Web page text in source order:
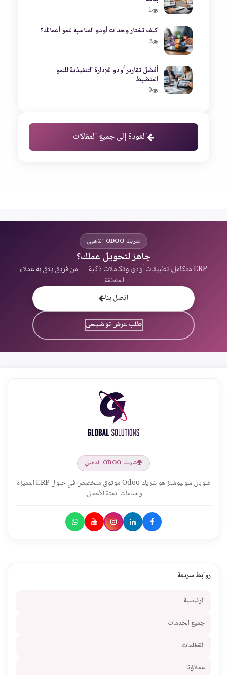
1
كيف تختار وحدات أودو المناسبة لنمو أعمالك؟
2
أفضل تقارير أودو للإدارة التنفيذية للنمو
المنضبط
0
العودة إلى جميع المقالات
شريك ODOO الذهبي
جاهز لتحويل عملك؟
ERP متكامل، تطبيقات أودو، وتكاملات ذكية — من فريق يثق به عملاء
المنطقة.
اتصل بنا
طلب عرض توضيحي
شريك ODOO الذهبي
غلوبال سوليوشنز هو شريك Odoo موثوق متخصص في حلول ERP المميزة
وخدمات أتمتة الأعمال.
روابط سريعة
الرئيسية
جميع الخدمات
القطاعات
عملاؤنا